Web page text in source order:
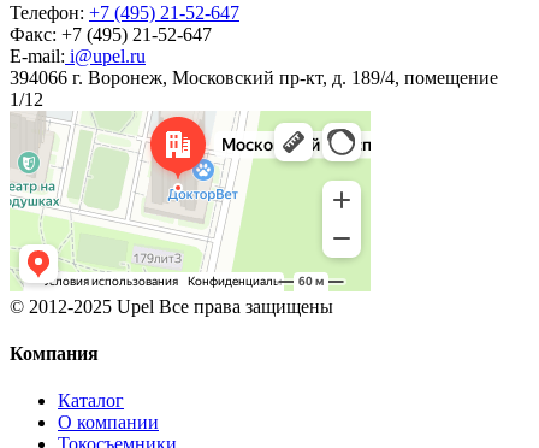
Телефон: +7 (495) 21-52-647
Факс: +7 (495) 21-52-647
E-mail: i@upel.ru
394066 г. Воронеж, Московский пр-кт, д. 189/4, помещение
1/12
© 2012-2025 Upel Все права защищены
Компания
Каталог
О компании